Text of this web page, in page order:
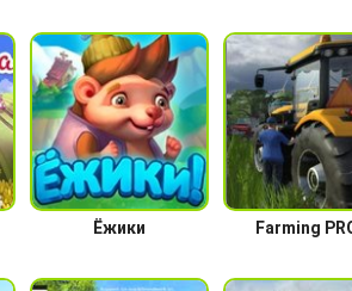
Ёжики Farming